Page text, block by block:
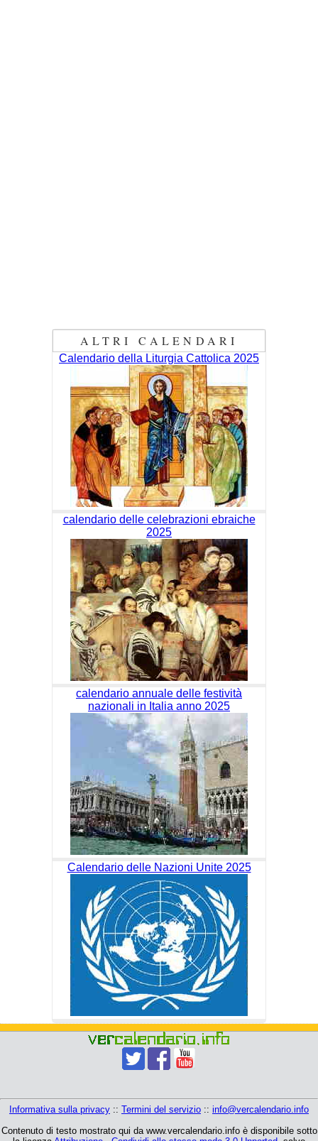
ALTRI CALENDARI
Calendario della Liturgia Cattolica 2025
calendario delle celebrazioni ebraiche
2025
calendario annuale delle festività
nazionali in Italia anno 2025
Calendario delle Nazioni Unite 2025
Informativa sulla privacy :: Termini del servizio :: info@vercalendario.info
Contenuto di testo mostrato qui da www.vercalendario.info è disponibile sotto